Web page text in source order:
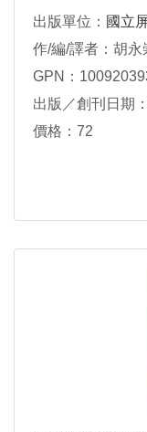
出版單位： 國立
作/編/譯者：胡永
GPN：
出版／創刊日期
價格：72